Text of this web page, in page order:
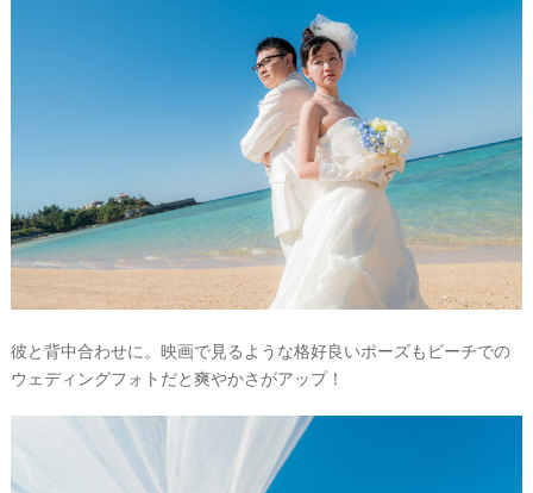
彼と背中合わせに。映画で見るような格好良いポーズもビーチでの
ウェディングフォトだと爽やかさがアップ！